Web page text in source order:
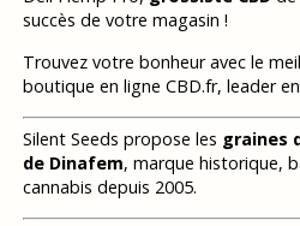
succès de votre magasin !
Trouvez votre bonheur avec le
boutique en ligne CBD.fr, leader
Silent Seeds propose les graines
de Dinafem, marque historique,
cannabis depuis 2005.